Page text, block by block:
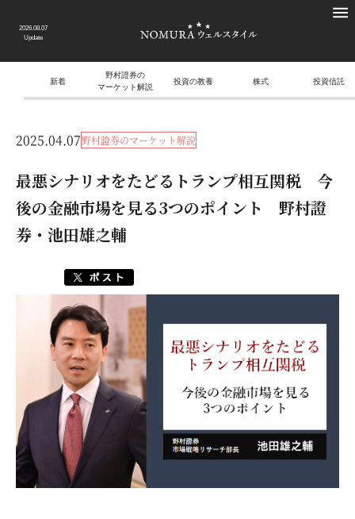
2026.08.07
Update
新着
野村證券の
マーケット解説
投資の教養 株式 投資信託
2025.04.07野村證券のマーケット解説
最悪シナリオをたどるトランプ相互関税 今
後の金融市場を見る3つのポイント 野村證
券・池田雄之輔